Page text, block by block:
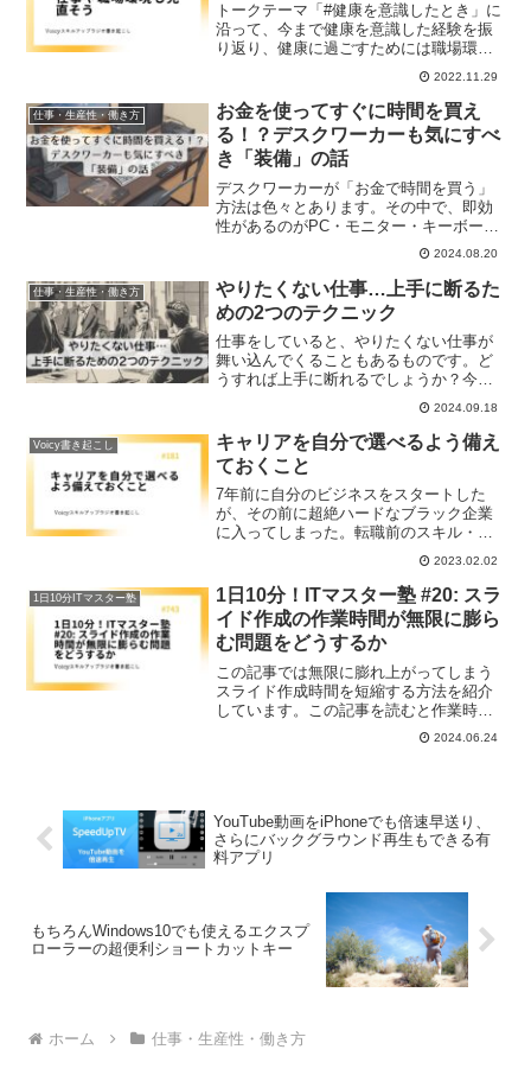
トークテーマ「#健康を意識したとき」に
沿って、今まで健康を意識した経験を振
り返り、健康に過ごすためには職場環境
を見直して、当たり前に睡眠がとれて、
適度なストレッチゾーンで働けているか
どうか考えることが大切というお話をし
ます。
2022.11.29
仕事・生産性・働き方
お金を使ってすぐに時間を買え
る！？デスクワーカーも気にすべ
き「装備」の話
デスクワーカーが「お金で時間を買う」
方法は色々とあります。その中で、即効
性があるのがPC・モニター・キーボー
ド・マウスといった「装備」を整えるこ
と。今回は「お金を使ってすぐに時間を
買える！？デスクワーカーも気にすべき
「装備」の話」をお伝えします。
2024.08.20
仕事・生産性・働き方
やりたくない仕事…上手に断るた
めの2つのテクニック
仕事をしていると、やりたくない仕事が
舞い込んでくることもあるものです。ど
うすれば上手に断れるでしょうか？今回
は「やりたくない仕事…上手に断るため
の2つのテクニック」についてお伝えしま
す。
2024.09.18
Voicy書き起こし
キャリアを自分で選べるよう備え
ておくこと
7年前に自分のビジネスをスタートした
が、その前に超絶ハードなブラック企業
に入ってしまった。転職前のスキル・経
験が時代の流れにマッチしていなかった
り、年収が市場価値に対して高かったた
め、転職活動が苦戦した。そういう状況
をなくすためにゆるい転職活動・コミュ
ニティ参加・副業をオススメしている。
2023.02.02
1日10分ITマスター塾
1日10分！ITマスター塾 #20: スラ
イド作成の作業時間が無限に膨ら
む問題をどうするか
この記事では無限に膨れ上がってしまう
スライド作成時間を短縮する方法を紹介
しています。この記事を読むと作業時間
をコントロールできるようになります
2024.06.24
YouTube動画をiPhoneでも倍速早送り、
さらにバックグラウンド再生もできる有
料アプリ
もちろんWindows10でも使えるエクスプ
ローラーの超便利ショートカットキー
ホーム 仕事・生産性・働き方